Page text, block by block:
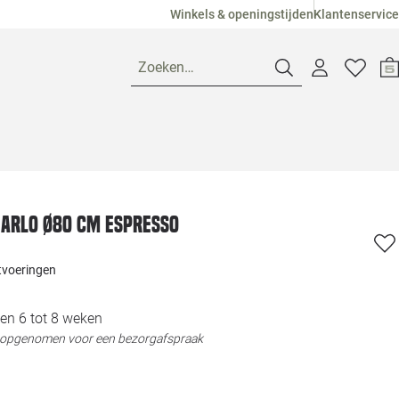
Winkels & openingstijdenKlantenservice
Zoeken…
Ø80 cm espresso
6 tot 8 weken
voor een bezorgafspraak